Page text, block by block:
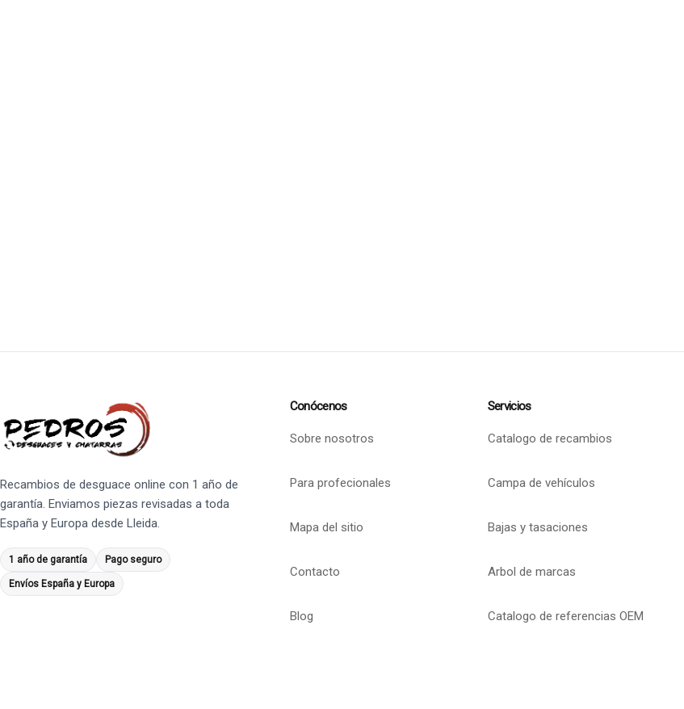
Recambios de desguace online con 1 año de
garantía. Enviamos piezas revisadas a toda
España y Europa desde Lleida.
1 año de garantía Pago seguro
Envíos España y Europa
Conócenos
Sobre nosotros
Para profecionales
Mapa del sitio
Contacto
Blog
Servicios
Catalogo de recambios
Campa de vehículos
Bajas y tasaciones
Arbol de marcas
Catalogo de referencias OEM